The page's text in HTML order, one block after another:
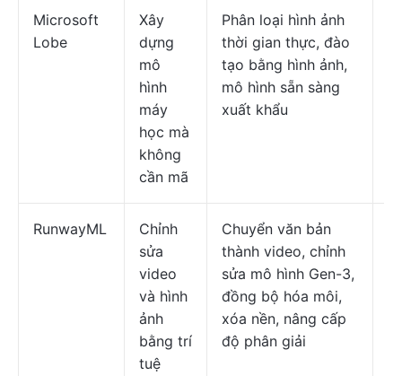
Microsoft
Lobe
Xây
dựng
mô
hình
máy
học mà
không
cần mã
Phân loại hình ảnh
thời gian thực, đào
tạo bằng hình ảnh,
mô hình sẵn sàng
xuất khẩu
RunwayML
Chỉnh
sửa
video
và hình
ảnh
bằng trí
tuệ
Chuyển văn bản
thành video, chỉnh
sửa mô hình Gen-3,
đồng bộ hóa môi,
xóa nền, nâng cấp
độ phân giải